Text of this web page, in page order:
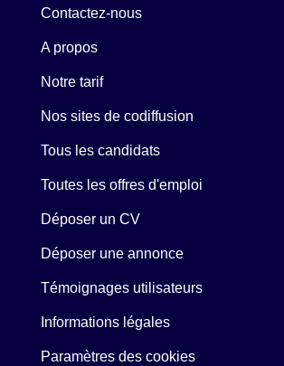
Contactez-nous
A propos
Notre tarif
Nos sites de codiffusion
Tous les candidats
Toutes les offres d'emploi
Déposer un CV
Déposer une annonce
Témoignages utilisateurs
Informations légales
Paramètres des cookies